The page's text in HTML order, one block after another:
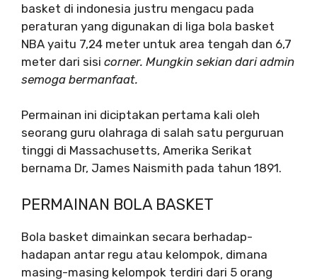
basket di indonesia justru mengacu pada
peraturan yang digunakan di liga bola basket
NBA yaitu 7,24 meter untuk area tengah dan 6,7
meter dari sisi corner. Mungkin sekian dari admin
semoga bermanfaat.
Permainan ini diciptakan pertama kali oleh
seorang guru olahraga di salah satu perguruan
tinggi di Massachusetts, Amerika Serikat
bernama Dr, James Naismith pada tahun 1891.
PERMAINAN BOLA BASKET
Bola basket dimainkan secara berhadap-
hadapan antar regu atau kelompok, dimana
masing-masing kelompok terdiri dari 5 orang